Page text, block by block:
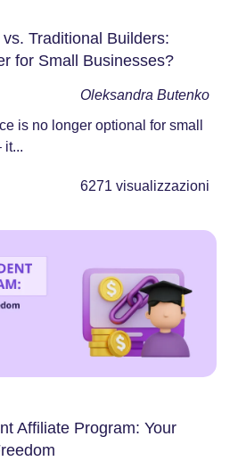
Traditional Builders:
for Small Businesses?
Oleksandra Butenko
is no longer optional for small
it...
6271 visualizzazioni
Affiliate Program: Your